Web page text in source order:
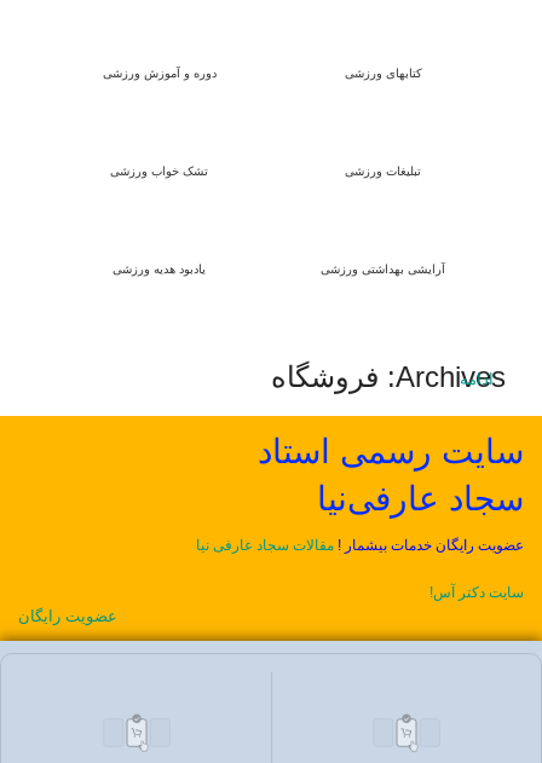
کتابهای ورزشی دوره و آموزش ورزشی
تبلیغات ورزشی تشک خواب ورزشی
آرایشی بهداشتی ورزشی یادبود هدیه ورزشی
Archives: فروشگاه
ادامه
سایت رسمی استاد
سجاد عارفی‌نیا
عضویت رایگان خدمات بیشمار ! مقالات سجاد عارفی نیا
سایت دکتر آس!
عضویت رایگان